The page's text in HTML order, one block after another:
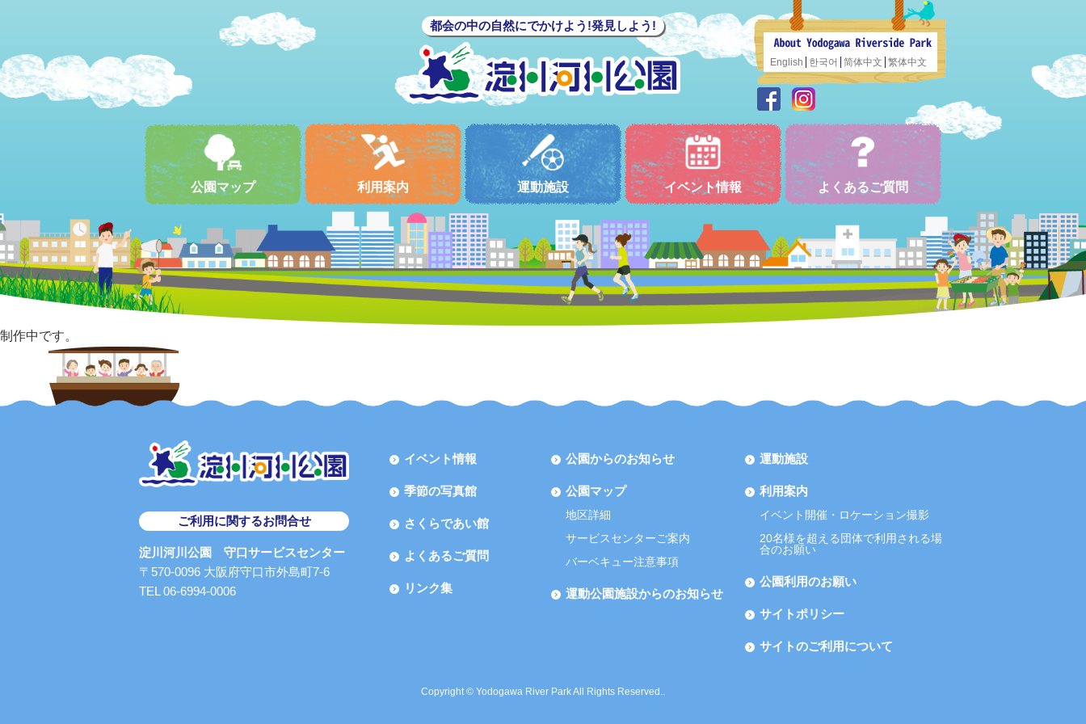
都会の中の自然にでかけよう!発見しよう!
English 한국어 简体中文 繁体中文
公園マップ 利用案内 運動施設 イベント情報 よくあるご質問
制作中です。
ご利用に関するお問合せ
淀川河川公園 守口サービスセンター
〒570-0096 大阪府守口市外島町7-6
TEL 06-6994-0006
イベント情報
季節の写真館
さくらであい館
よくあるご質問
リンク集
公園からのお知らせ
公園マップ
地区詳細
サービスセンターご案内
バーベキュー注意事項
運動公園施設からのお知らせ
運動施設
利用案内
イベント開催・ロケーション撮影
20名様を超える団体で利用される場
合のお願い
公園利用のお願い
サイトポリシー
サイトのご利用について
Copyright © Yodogawa River Park All Rights Reserved..